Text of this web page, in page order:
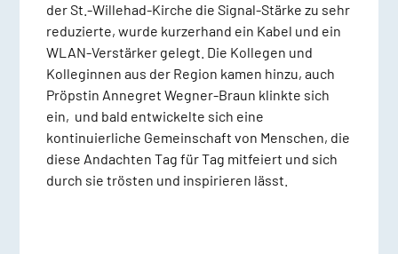
der St.-Willehad-Kirche die Signal-Stärke zu sehr
reduzierte, wurde kurzerhand ein Kabel und ein
WLAN-Verstärker gelegt. Die Kollegen und
Kolleginnen aus der Region kamen hinzu, auch
Pröpstin Annegret Wegner-Braun klinkte sich
ein, und bald entwickelte sich eine
kontinuierliche Gemeinschaft von Menschen, die
diese Andachten Tag für Tag mitfeiert und sich
durch sie trösten und inspirieren lässt.